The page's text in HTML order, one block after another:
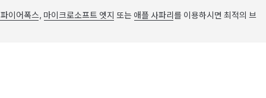
이어폭스, 마이크로소프트 엣지 또는 애플 사파리 를 이용하시면 최적의 브